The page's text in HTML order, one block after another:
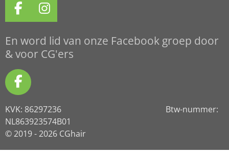
F
a
c
e
b
o
o
k
I
n
s
t
a
m
En word lid van onze Facebook groep door
& voor CG'ers
F
a
c
e
b
o
KVK: 86297236 Btw-nummer:
NL863923574B01
© 2019 - 2026 CGhair